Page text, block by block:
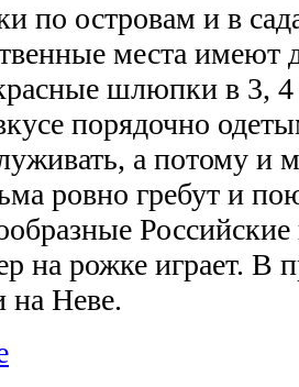
по островам и в
места имеют
шлюпки в 3, 4
порядочно
а потому и
ровно гребут и
на рожке играет. В
на Неве.